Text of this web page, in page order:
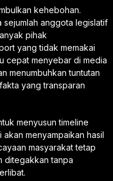
kehebohan.
sejumlah anggota legislatif
pihak
yang tidak memakai
cepat menyebar di media
menumbuhkan tuntutan
yang transparan
menyusun timeline
menyampaikan hasil
masyarakat tetap
ditegakkan tanpa